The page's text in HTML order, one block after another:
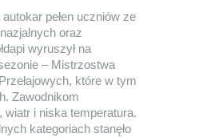
pełen uczniów ze
oraz
wyruszył na
– Mistrzostwa
które w tym
Zawodnikom
wiatr i niska temperatura.
kategoriach stanęło